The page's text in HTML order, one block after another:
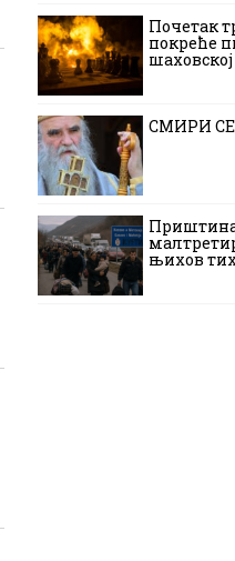
Почетак
покреће
СМИРИ
Приштина
њихов